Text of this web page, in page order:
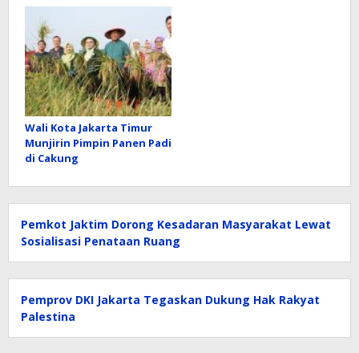
Wali Kota Jakarta Timur
Munjirin Pimpin Panen Padi
di Cakung
Pemkot Jaktim Dorong Kesadaran Masyarakat Lewat
Sosialisasi Penataan Ruang
Pemprov DKI Jakarta Tegaskan Dukung Hak Rakyat
Palestina